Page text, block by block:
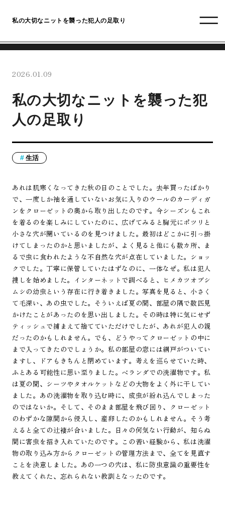
私の大切なニットを襲った犯人の足取り
2026.01.09
私の大切なニットを襲った犯
人の足取り
生活
あれは肌寒くなってきた秋の日のことでした。去年買ったばかり
で、一度しか袖を通していないお気に入りのウールのカーディガ
ンをクローゼットの奥から取り出したのです。今シーズンもこれ
を着るのを楽しみにしていたのに、広げてみると胸元にポツリと
小さな穴が開いているのを見つけました。最初はどこかに引っ掛
けてしまったのかと思いましたが、よく見ると他にも数カ所、ま
るで虫に食われたような不自然な穴が点在していました。ショッ
クでした。丁寧に保管していたはずなのに、一体なぜ。私は犯人
捜しを始めました。インターネットで調べると、ヒメカツオブシ
ムシの幼虫という存在に行き着きました。写真を見ると、小さく
て毛深い、あの虫でした。そういえば夏の間、部屋の隅で数匹見
かけたことがあったのを思い出しました。その時は特に気にせず
ティッシュで捕まえて捨てていただけでしたが、あれが犯人の親
だったのかもしれません。でも、どうやってクローゼットの中に
まで入ってきたのでしょうか。私の部屋の窓には網戸がついてい
ますし、ドアもきちんと閉めています。考えを巡らせていた時、
ふとある可能性に思い至りました。ベランダでの洗濯物です。私
は夏の間、シーツやタオルケットなどの大物をよく外に干してい
ました。あの洗濯物を取り込む時に、成虫が紛れ込んでしまった
のではないか。そして、そのまま部屋を飛び回り、クローゼット
のわずかな隙間から侵入し、産卵したのかもしれません。そう考
えると全ての辻褄が合いました。日々の何気ない行動が、知らぬ
間に害虫を招き入れていたのです。この苦い経験から、私は洗濯
物の取り込み方からクローゼットの管理方法まで、全てを見直す
ことを決意しました。あの一つの穴は、私に防虫意識の重要性を
教えてくれた、忘れられない教訓となったのです。